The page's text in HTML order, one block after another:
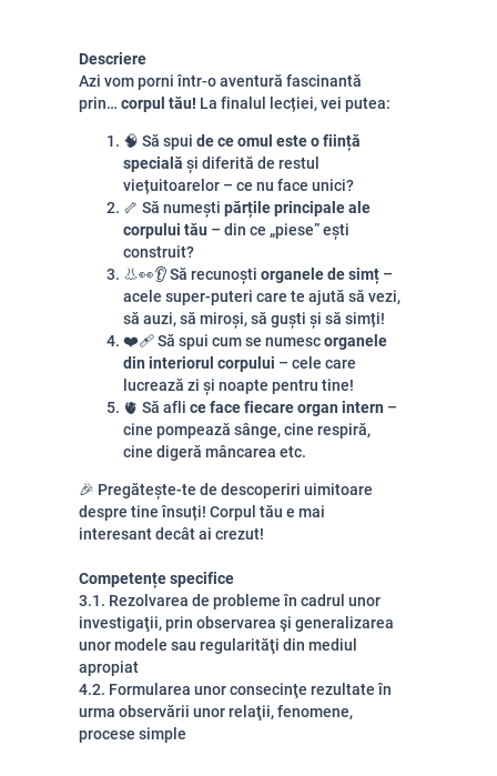
Descriere
Azi vom porni într-o aventură fascinantă
prin… corpul tău! La finalul lecției, vei putea:
🧠 Să spui de ce omul este o ființă
specială și diferită de restul
viețuitoarelor – ce nu face unici?
🦴 Să numești părțile principale ale
corpului tău – din ce „piese” ești
construit?
👃👀👂 Să recunoști organele de simț –
acele super-puteri care te ajută să vezi,
să auzi, să miroși, să guști și să simți!
❤️‍🩹 Să spui cum se numescorganele
din interiorul corpului – cele care
lucrează zi și noapte pentru tine!
🫀 Să afli ce face fiecare organ intern –
cine pompează sânge, cine respiră,
cine digeră mâncarea etc.
🎉 Pregătește-te de descoperiri uimitoare
despre tine însuți! Corpul tău e mai
interesant decât ai crezut!
Competențe specifice
3.1. Rezolvarea de probleme în cadrul unor
investigaţii, prin observarea şi generalizarea
unor modele sau regularităţi din mediul
apropiat
4.2. Formularea unor consecinţe rezultate în
urma observării unor relaţii, fenomene,
procese simple